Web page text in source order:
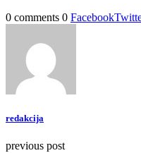
0 comments 0 Facebook
redakcija
previous post